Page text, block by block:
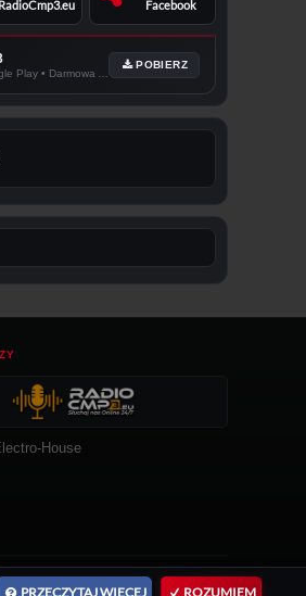
RadioCmp3.eu Facebook
POBIERZ
House
PRZECZYTAJ WIĘCEJ ROZUMIEM